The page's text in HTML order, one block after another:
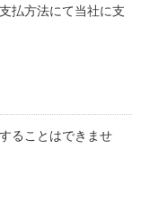
払方法にて当社に支
ることはできませ